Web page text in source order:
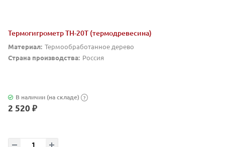
Термогигрометр TH-20T (термодревесина)
Материал: Термообработанное дерево
Страна производства: Россия
В наличии (на складе) ?
2 520 ₽